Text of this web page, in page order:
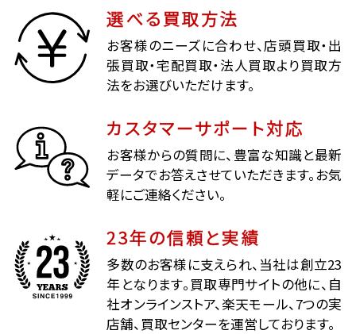
選べる買取方法
お客様のニーズに合わせ、店頭買取・出
張買取・宅配買取・法人買取より買取方
法をお選びいただけます。
カスタマーサポート対応
お客様からの質問に、豊富な知識と最新
データでお答えさせていただきます。お気
軽にご連絡ください。
23年の信頼と実績
多数のお客様に支えられ、当社は創立23
年となります。買取専門サイトの他に、自
社オンラインストア、楽天モール、7つの実
店舗、買取センターを運営しております。